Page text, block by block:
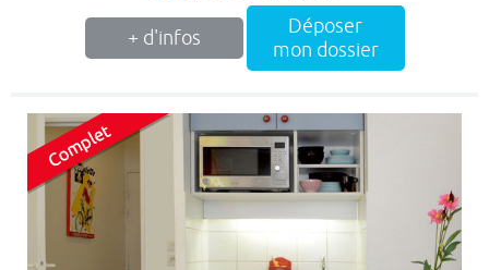
+ d'infos
Déposer
mon dossier